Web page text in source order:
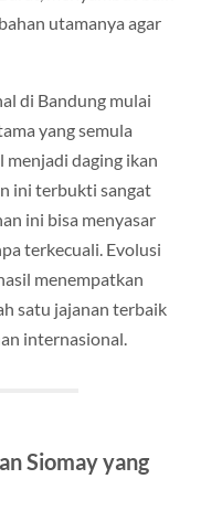
utamanya agar
di Bandung mulai
yang semula
menjadi daging ikan
ini terbukti sangat
ini bisa menyasar
terkecuali. Evolusi
menempatkan
satu jajanan terbaik
internasional.
Siomay yang